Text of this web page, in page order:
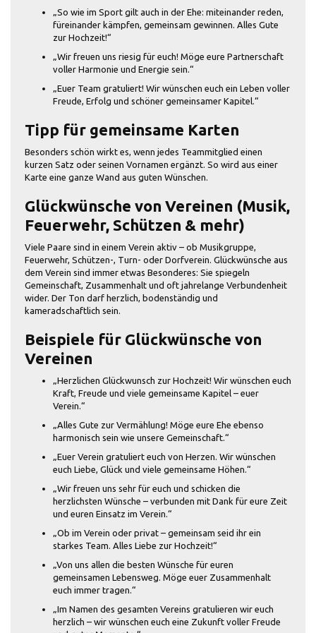
„So wie im Sport gilt auch in der Ehe: miteinander reden,
füreinander kämpfen, gemeinsam gewinnen. Alles Gute
zur Hochzeit!“
„Wir freuen uns riesig für euch! Möge eure Partnerschaft
voller Harmonie und Energie sein.“
„Euer Team gratuliert! Wir wünschen euch ein Leben voller
Freude, Erfolg und schöner gemeinsamer Kapitel.“
Tipp für gemeinsame Karten
Besonders schön wirkt es, wenn jedes Teammitglied einen
kurzen Satz oder seinen Vornamen ergänzt. So wird aus einer
Karte eine ganze Wand aus guten Wünschen.
Glückwünsche von Vereinen (Musik,
Feuerwehr, Schützen & mehr)
Viele Paare sind in einem Verein aktiv – ob Musikgruppe,
Feuerwehr, Schützen-, Turn- oder Dorfverein. Glückwünsche aus
dem Verein sind immer etwas Besonderes: Sie spiegeln
Gemeinschaft, Zusammenhalt und oft jahrelange Verbundenheit
wider. Der Ton darf herzlich, bodenständig und
kameradschaftlich sein.
Beispiele für Glückwünsche von
Vereinen
„Herzlichen Glückwunsch zur Hochzeit! Wir wünschen euch
Kraft, Freude und viele gemeinsame Kapitel – euer
Verein.“
„Alles Gute zur Vermählung! Möge eure Ehe ebenso
harmonisch sein wie unsere Gemeinschaft.“
„Euer Verein gratuliert euch von Herzen. Wir wünschen
euch Liebe, Glück und viele gemeinsame Höhen.“
„Wir freuen uns sehr für euch und schicken die
herzlichsten Wünsche – verbunden mit Dank für eure Zeit
und euren Einsatz im Verein.“
„Ob im Verein oder privat – gemeinsam seid ihr ein
starkes Team. Alles Liebe zur Hochzeit!“
„Von uns allen die besten Wünsche für euren
gemeinsamen Lebensweg. Möge euer Zusammenhalt
euch immer tragen.“
„Im Namen des gesamten Vereins gratulieren wir euch
herzlich – wir wünschen euch eine Zukunft voller Freude